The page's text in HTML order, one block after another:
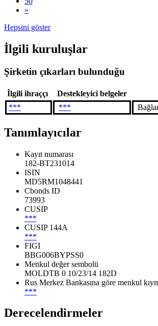
»
Hepsini göster
İlgili kuruluşlar
Şirketin çıkarları bulunduğu
İlgili ihraççı
Destekleyici belgeler
***
***
Tanımlayıcılar
Kayıt numarası
182-BT231014
ISIN
MD5RM1048441
Cbonds ID
73993
CUSIP
***
CUSIP 144A
***
FIGI
BBG006BYPSS0
Menkul değer sembolü
MOLDTB 0 10/23/14 182D
Rus Merkez Bankasına göre menkul
***
Derecelendirmeler